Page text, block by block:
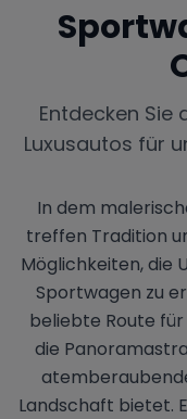
Entdecken Sie
Luxusautos für
In dem
treffen Tradition
Möglichkeiten, die
Sportwagen zu
beliebte Route
die
Landschaft bietet.